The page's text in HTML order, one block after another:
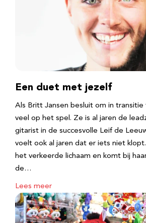
Een duet met jezelf
Als Britt Jansen besluit om in
veel op het spel. Ze is al jaren de
gitarist in de succesvolle Leif de
voelt ook al jaren dat er iets niet
het verkeerde lichaam en komt bij
de…
Lees meer